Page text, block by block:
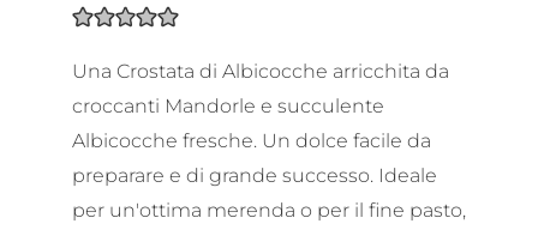
Una Crostata di Albicocche arricchita da
croccanti Mandorle e succulente
Albicocche fresche. Un dolce facile da
preparare e di grande successo. Ideale
per un'ottima merenda o per il fine pasto,